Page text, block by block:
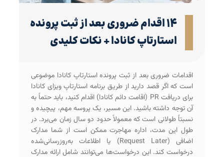
۱۴ اقدام ضروری بعد از ثبت پرونده
استارتاپ کانادا + نکات کلیدی
اقدامات ضروری بعد از ثبت پرونده استارتاپ کانادا موضوعی
است که اگر قصد دارید از طریق برنامه استارتاپ ویزای کانادا
برای دریافت PR (اقامت دائم کانادا) اقدام کنید، باید حتماً به
آن توجه داشته باشید. این مسیر، یک پروسه‌ مهم، پیچیده و
نسبتاً طولانی است که معمولاً حدود دو سال زمان می‌برد. در
طول این مدت، اداره مهاجرت ممکن است از شما مدارک
اضافی (Request Later) یا اطلاعات به‌روزرسانی‌شده
درخواست کند. این درخواست‌ها می‌توانند شامل ارائه مدارک